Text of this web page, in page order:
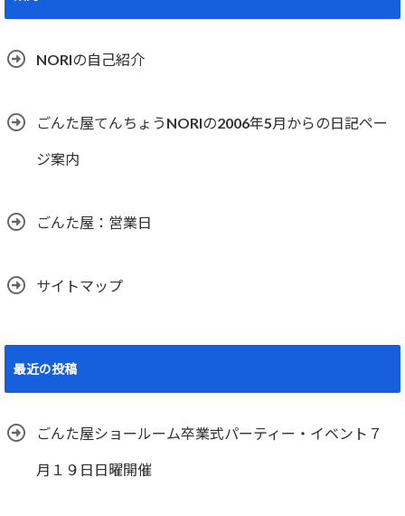
NORIの自己紹介
ごんた屋てんちょうNORIの2006年5月からの日記ペー
ジ案内
ごんた屋：営業日
サイトマップ
最近の投稿
ごんた屋ショールーム卒業式パーティー・イベント７
月１９日日曜開催